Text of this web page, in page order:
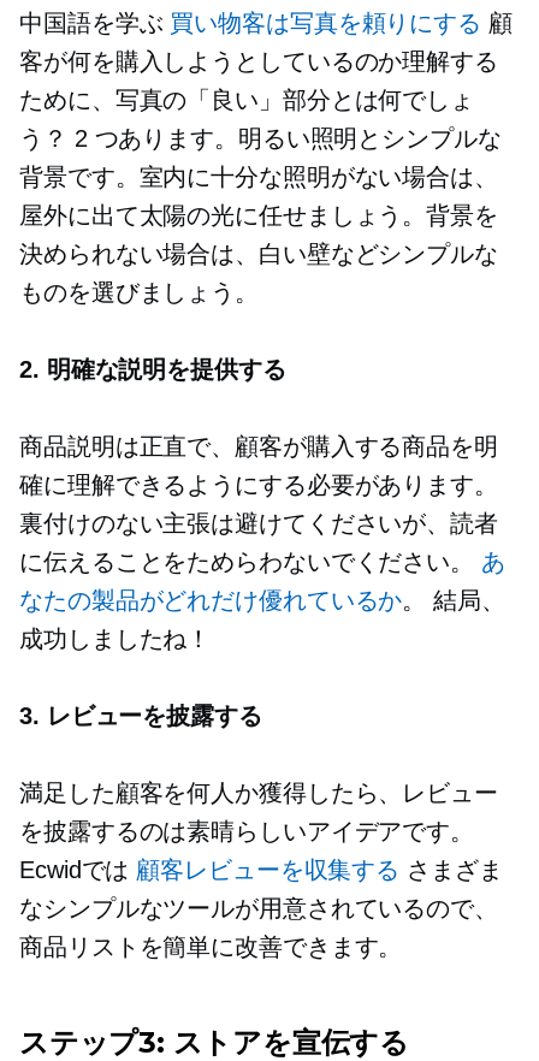
中国語を学ぶ 買い物客は写真を頼りにする 顧
客が何を購入しようとしているのか理解する
ために、写真の「良い」部分とは何でしょ
う？ 2 つあります。明るい照明とシンプルな
背景です。室内に十分な照明がない場合は、
屋外に出て太陽の光に任せましょう。背景を
決められない場合は、白い壁などシンプルな
ものを選びましょう。
2. 明確な説明を提供する
商品説明は正直で、顧客が購入する商品を明
確に理解できるようにする必要があります。
裏付けのない主張は避けてくださいが、読者
に伝えることをためらわないでください。 あ
なたの製品がどれだけ優れているか。 結局、
成功しましたね！
3. レビューを披露する
満足した顧客を何人か獲得したら、レビュー
を披露するのは素晴らしいアイデアです。
Ecwidでは 顧客レビューを収集する さまざま
なシンプルなツールが用意されているので、
商品リストを簡単に改善できます。
ステップ3: ストアを宣伝する